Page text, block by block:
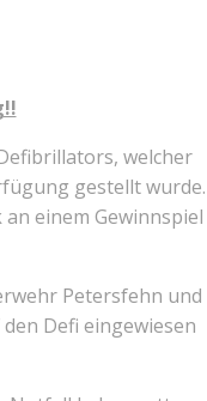
welcher
gestellt wurde.
einem Gewinnspiel
Petersfehn und
Defi eingewiesen